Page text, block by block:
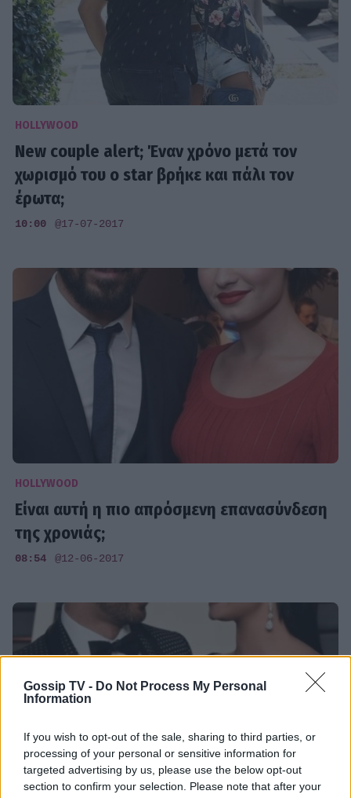
Gossip TV - Do Not Process My Personal
Information
If you wish to opt-out of the sale, sharing to third parties, or
processing of your personal or sensitive information for
targeted advertising by us, please use the below opt-out
section to confirm your selection. Please note that after your
HOLLYWOOD
New couple alert; Έναν χρόνο μετά τον
χωρισμό του ο star βρήκε και πάλι τον
έρωτα;
10:00 @17-07-2017
HOLLYWOOD
Είναι αυτή η πιο απρόσμενη επανασύνδεση
της χρονιάς;
08:54 @12-06-2017